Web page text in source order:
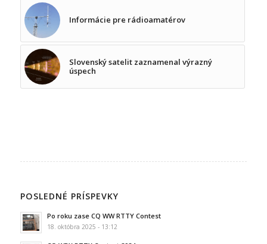
Informácie pre rádioamatérov
Slovenský satelit zaznamenal výrazný
úspech
POSLEDNÉ PRÍSPEVKY
Po roku zase CQ WW RTTY Contest
18. októbra 2025 - 13:12